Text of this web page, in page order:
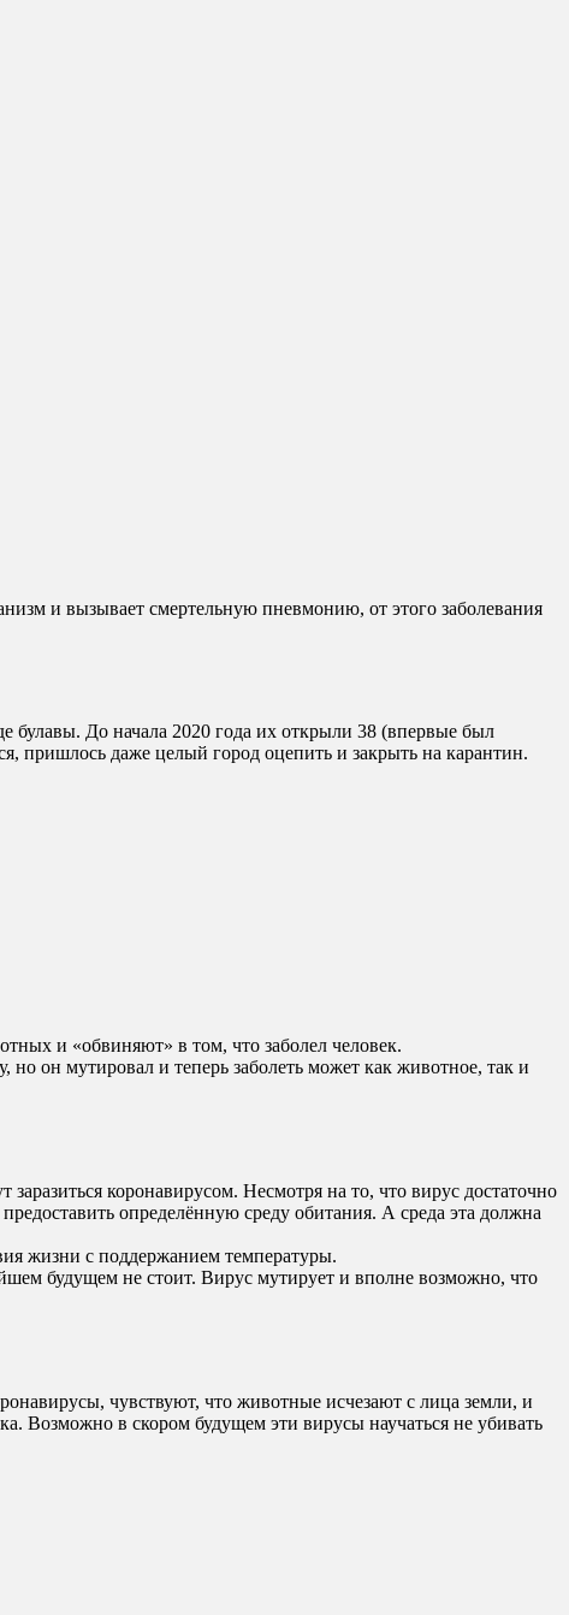
и вызывает смертельную пневмонию, от этого заболевания
булавы. До начала 2020 года их открыли 38 (впервые был
пришлось даже целый город оцепить и закрыть на карантин.
и «обвиняют» в том, что заболел человек.
но он мутировал и теперь заболеть может как животное, так и
коронавирусом. Несмотря на то, что вирус достаточно
определённую среду обитания. А среда эта должна
жизни с поддержанием температуры.
будущем не стоит. Вирус мутирует и вполне возможно, что
чувствуют, что животные исчезают с лица земли, и
Возможно в скором будущем эти вирусы научаться не убивать